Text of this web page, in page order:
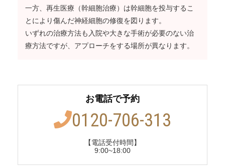
一方、再生医療（幹細胞治療）は幹細胞を投与するこ
とにより傷んだ神経細胞の修復を図ります。
いずれの治療方法も入院や大きな手術が必要のない治
療方法ですが、アプローチをする場所が異なります。
お電話で予約
0120-706-313
【電話受付時間】
9:00~18:00